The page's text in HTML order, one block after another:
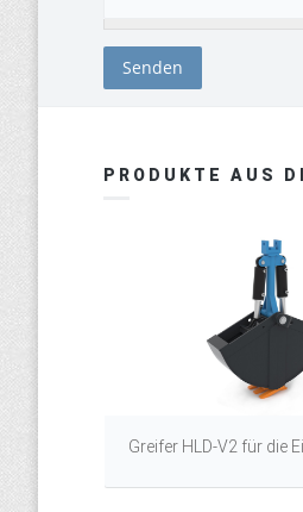
PRODUKTE AUS
Greifer HLD-V2 für die